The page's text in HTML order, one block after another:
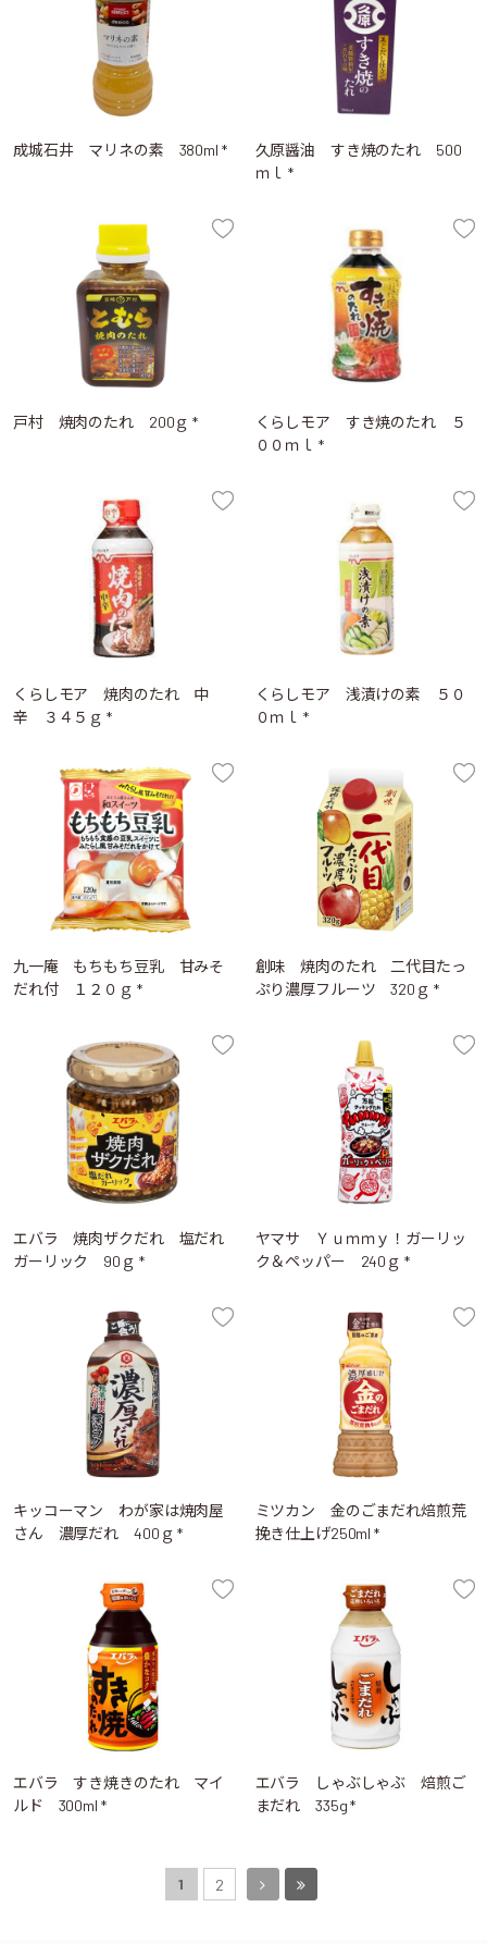
成城石井 マリネの素 380ml *
久原醤油 すき焼のたれ 500
ｍｌ *
戸村 焼肉のたれ 200ｇ *
くらしモア すき焼のたれ ５
００ｍｌ *
くらしモア 焼肉のたれ 中
辛 ３４５ｇ *
くらしモア 浅漬けの素 ５０
０ｍｌ *
九一庵 もちもち豆乳 甘みそ
だれ付 １２０ｇ *
創味 焼肉のたれ 二代目たっ
ぷり濃厚フルーツ 320ｇ *
エバラ 焼肉ザクだれ 塩だれ
ガーリック 90ｇ *
ヤマサ Ｙｕｍｍｙ！ガーリッ
ク＆ペッパー 240ｇ *
キッコーマン わが家は焼肉屋
さん 濃厚だれ 400ｇ *
ミツカン 金のごまだれ焙煎荒
挽き仕上げ250ml *
エバラ すき焼きのたれ マイ
ルド 300ml *
エバラ しゃぶしゃぶ 焙煎ご
まだれ 335g *
1 2